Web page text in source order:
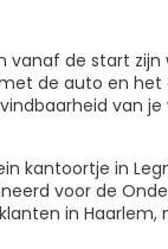
vanaf de start
de auto en het
van je
kantoortje in
voor de
in Haarlem,